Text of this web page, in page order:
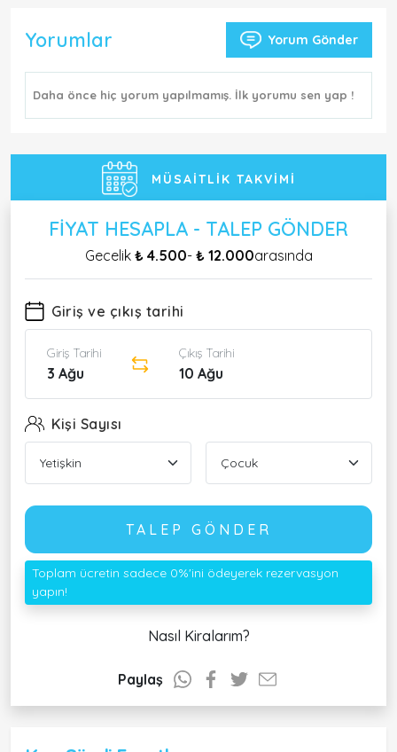
Yorumlar Yorum Gönder
Daha önce hiç yorum yapılmamış. İlk yorumu sen yap !
MÜSAITLIK TAKVIMI
FIYAT HESAPLA - TALEP GÖNDER
Gecelik ₺ 4.500- ₺ 12.000arasında
Giriş ve çıkış tarihi
Giriş Tarihi
3 Ağu
Çıkış Tarihi
10 Ağu
Kişi Sayısı
TALEP GÖNDER
Toplam ücretin sadece 0%'ini ödeyerek rezervasyon
yapın!
Nasıl Kiralarım?
Paylaş